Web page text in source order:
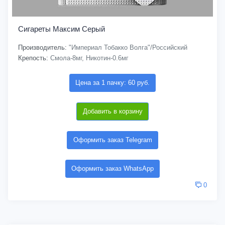
Сигареты Максим Серый
Производитель: "Империал Тобакко Волга"/Российский
Крепость: Смола-8мг, Никотин-0.6мг
Цена за 1 пачку: 60 руб.
Добавить в корзину
Оформить заказ Telegram
Оформить заказ WhatsApp
0